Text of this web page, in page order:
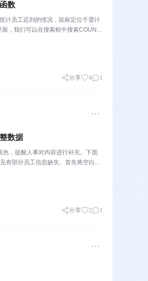
数
计员工迟到的情况，鼠标定位于需计
，我们可以在搜索框中搜索COUNTI
分享 4 1
数据
，提醒人事对内容进行补充。下面
有部分员工信息缺失。首先将空白的
分享 2 1